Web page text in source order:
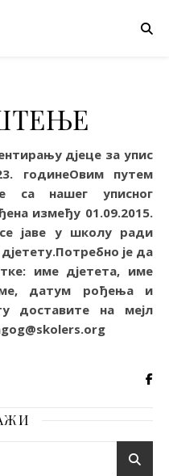
дјеце за упис
годинеОвим путем
са нашег уписног
између 01.09.2015.
јаве у школу ради
Потребно је да
име дјетета, име
датум рођења и
доставитe на мејл